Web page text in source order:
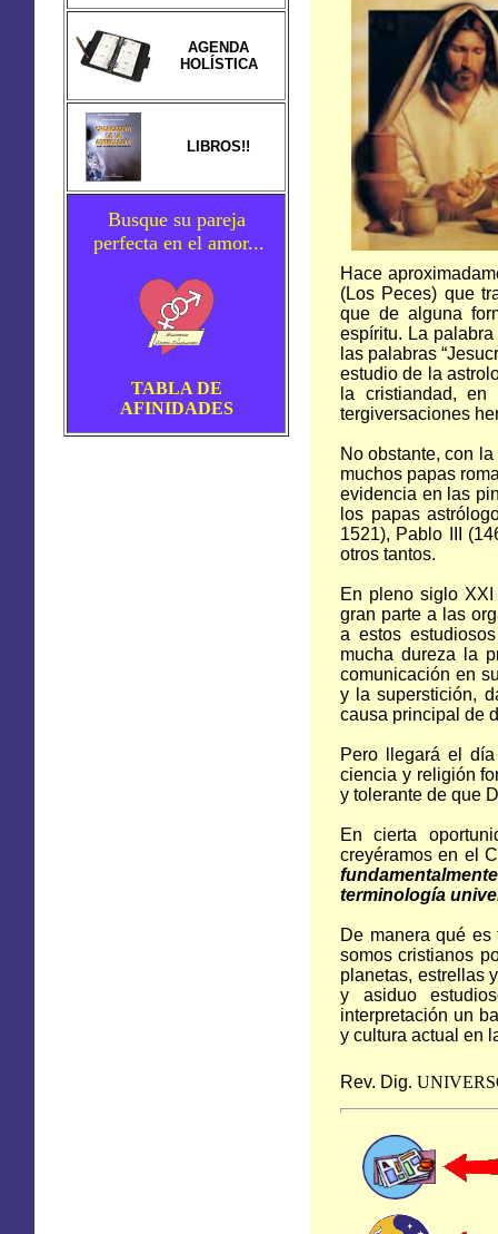
AGENDA
HOLÍSTICA
LIBROS!!
Busque su pareja
perfecta en el amor...
TABLA DE
AFINIDADES
Hace
(Los Peces) que
que de alguna
espíritu. La palabra
las palabras
estudio de la
la cristiandad,
tergiversaciones
No obstante, con
muchos papas
evidencia en las
los papas
1521), Pablo III
otros tantos.
En pleno siglo
gran parte a las
a estos
mucha dureza la
comunicación en
y la superstición,
causa principal de
Pero llegará el
ciencia y religión
y tolerante de que
En cierta
creyéramos en el
terminología
De manera qué
somos cristianos
planetas, estrellas
y asiduo
interpretación un
y cultura actual en
Rev. Dig.